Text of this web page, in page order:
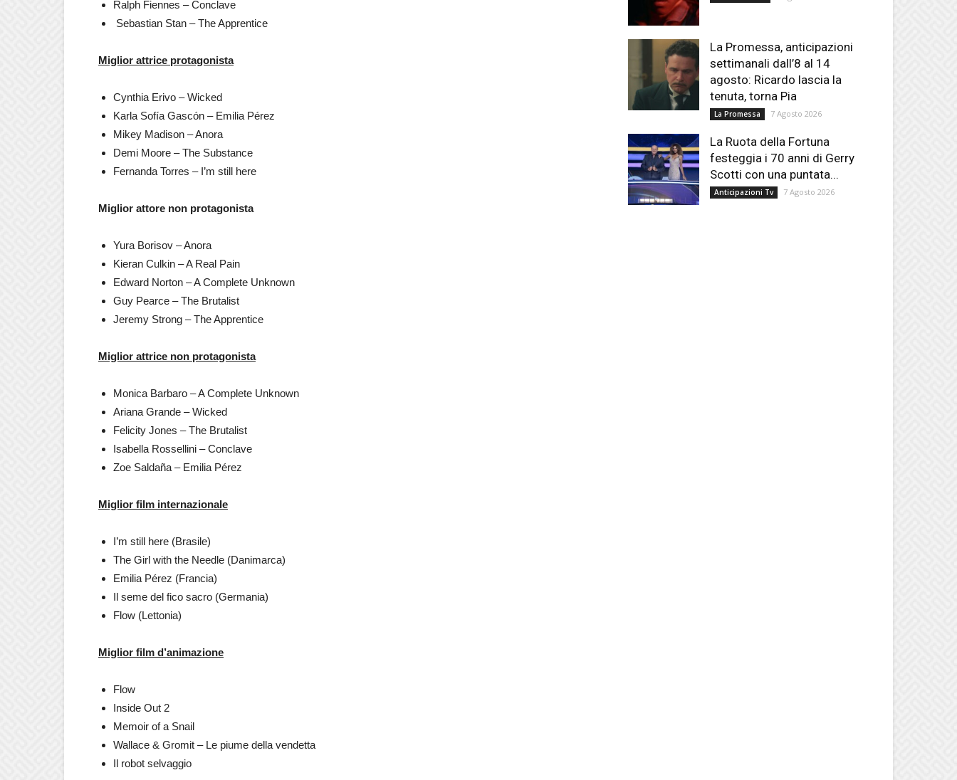
Ralph Fiennes – Conclave
Sebastian Stan – The Apprentice
Miglior attrice protagonista
Cynthia Erivo – Wicked
Karla Sofía Gascón – Emilia Pérez
Mikey Madison – Anora
Demi Moore – The Substance
Fernanda Torres – I’m still here
Miglior attore non protagonista
Yura Borisov – Anora
Kieran Culkin – A Real Pain
Edward Norton – A Complete Unknown
Guy Pearce – The Brutalist
Jeremy Strong – The Apprentice
Miglior attrice non protagonista
Monica Barbaro – A Complete Unknown
Ariana Grande – Wicked
Felicity Jones – The Brutalist
Isabella Rossellini – Conclave
Zoe Saldaña – Emilia Pérez
Miglior film internazionale
I’m still here (Brasile)
The Girl with the Needle (Danimarca)
Emilia Pérez (Francia)
Il seme del fico sacro (Germania)
Flow (Lettonia)
Miglior film d’animazione
Flow
Inside Out 2
Memoir of a Snail
Wallace & Gromit – Le piume della vendetta
Il robot selvaggio
La Promessa, anticipazioni
settimanali dall’8 al 14
agosto: Ricardo lascia la
tenuta, torna Pia
La Promessa 7 Agosto 2026
La Ruota della Fortuna
festeggia i 70 anni di Gerry
Scotti con una puntata...
Anticipazioni Tv 7 Agosto 2026